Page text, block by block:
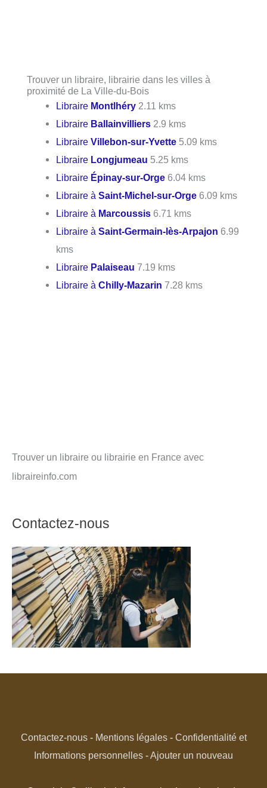
Trouver un libraire, librairie dans les villes à
proximité de La Ville-du-Bois
Libraire Montlhéry 2.11 kms
Libraire Ballainvilliers 2.9 kms
LibraireVillebon-sur-Yvette 5.09 kms
Libraire Longjumeau 5.25 kms
Libraire Épinay-sur-Orge 6.04 kms
Libraire àSaint-Michel-sur-Orge 6.09 kms
Libraire à Marcoussis 6.71 kms
Libraire àSaint-Germain-lès-Arpajon 6.99
kms
Libraire Palaiseau 7.19 kms
Libraire àChilly-Mazarin 7.28 kms
Trouver un libraire ou librairie en France avec
libraireinfo.com
Contactez-nous
Contactez-nous- Mentions légales- Confidentialité et
Informations personnelles -Ajouter un nouveau